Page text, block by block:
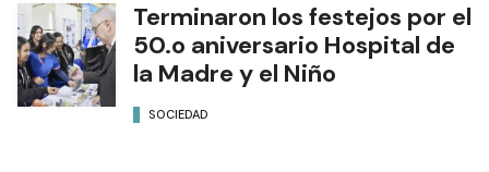
Terminaron los festejos por el
50.o aniversario Hospital de
la Madre y el Niño
SOCIEDAD